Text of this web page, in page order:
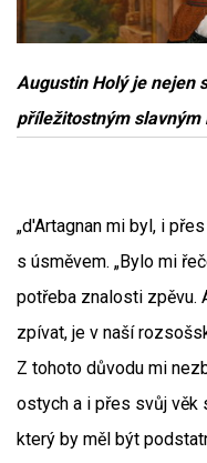
Augustin Holý je nejen
příležitostným
„d'Artagnan mi byl, i
s úsměvem. „Bylo mi
potřeba znalosti zpěvu.
zpívat, je v naší
Z tohoto důvodu mi
ostych a i přes svůj věk
který by měl být